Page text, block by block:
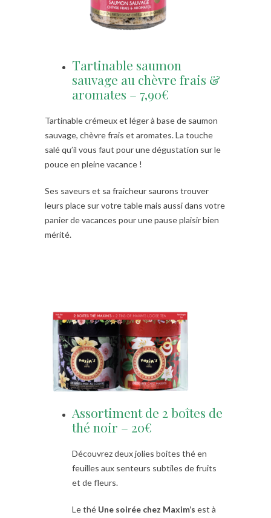
Tartinable saumon
sauvage au chèvre frais &
aromates – 7,90€
Tartinable crémeux et léger à base de saumon
sauvage, chèvre frais et aromates. La touche
salé qu’il vous faut pour une dégustation sur le
pouce en pleine vacance !
Ses saveurs et sa fraicheur saurons trouver
leurs place sur votre table mais aussi dans votre
panier de vacances pour une pause plaisir bien
mérité.
Assortiment de 2 boîtes de
thé noir – 20€
Découvrez deux jolies boites thé en
feuilles aux senteurs subtiles de fruits
et de fleurs.
Le thé Une soirée chez Maxim’s est à